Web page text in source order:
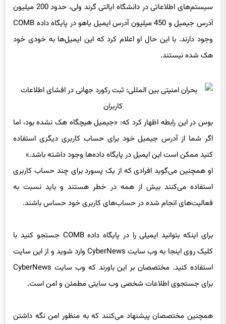
سیستم‌های اطلاعاتی در دانشگاه ایالتی گرند ولی، حدود 200 میلیون
آدرس جیمیل و 450 میلیون آدرس ایمیل یاهو در پایگاه داده COMB
وجود دارند. با این حال او اعلام کرد که این ایمیل‌ها به خودی خود
هک شده نیستند.
بوس در این رابطه اظهار کرد که: «جیمیل هیچگاه هک نشده بود، اما
اگر شما از آدرس جیمیل خود برای حساب کاربری دیگری استفاده
کنید ممکن است این ایمیل در پایگاه داده‌ها وجود داشته باشد.»
او همچنین می‌گوید افرادی که از یک پسورد برای چند حساب کاربری
استفاده می‌کنند بیش از همه در خطر هستند و باید نسبت به
فعالیت‌های انجام شده در حساب‌های کاربری خود حساس باشند.
برای اینکه بتوانید ایمیلی را در پایگاه داده COMB جستجو کنید با
کلیک روی اینجا به وب سایت CyberNews وارد شوید و از این سایت
استفاده کنید. مختصصان بر این باورند که وب سایت CyberNews
برای جستجوی اطلاعات شخصی وب سایتی مطمئن و امن است.
همچنین مختصصان پیشنهاد می‌کنند که به منظور امن نگه داشتن